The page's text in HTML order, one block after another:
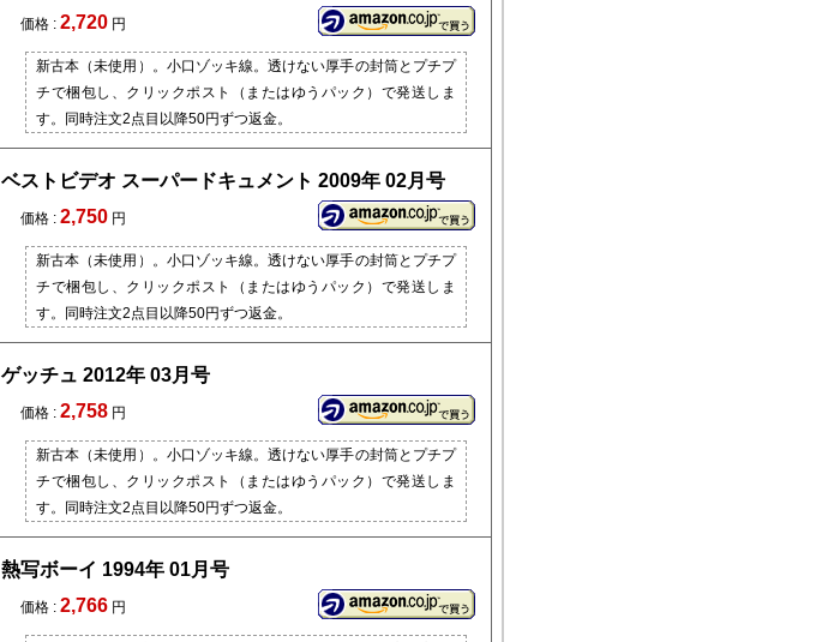
価格 : 2,720 円
新古本（未使用）。小口ゾッキ線。透けない厚手の封筒とプチプ
チで梱包し、クリックポスト（またはゆうパック）で発送しま
す。同時注文2点目以降50円ずつ返金。
ベストビデオ スーパードキュメント 2009年 02月号
価格 : 2,750 円
新古本（未使用）。小口ゾッキ線。透けない厚手の封筒とプチプ
チで梱包し、クリックポスト（またはゆうパック）で発送しま
す。同時注文2点目以降50円ずつ返金。
ゲッチュ 2012年 03月号
価格 : 2,758 円
新古本（未使用）。小口ゾッキ線。透けない厚手の封筒とプチプ
チで梱包し、クリックポスト（またはゆうパック）で発送しま
す。同時注文2点目以降50円ずつ返金。
熱写ボーイ 1994年 01月号
価格 : 2,766 円